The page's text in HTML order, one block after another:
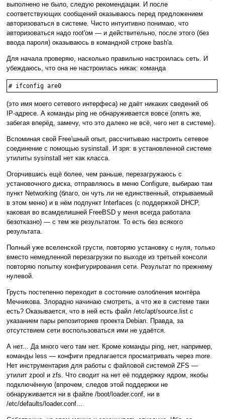
выполнено не было, следую рекомендации. И после
соответствующих сообщений оказываюсь перед предложением
авторизоваться в системе. Чисто интуитивно понимаю, что
авторизоваться надо root'ом — и действительно, после этого (без
ввода пароля) оказываюсь в командной строке bash'а.
Для начала проверяю, насколько правильно настроилась сеть. И
убеждаюсь, что она не настроилась никак: команда
(это имя моего сетевого интерфеса) не даёт никаких сведений об
IP-адресе. А команды ping не обнаруживается вовсе (опять же,
забегая вперёд, замечу, что это далеко не всё, чего нет в системе).
Вспоминая свой Free'шный опыт, рассчитываю настроить сетевое
соединение с помощью sysinstall. И зря: в установленной системе
утилиты sysinstall нет как класса.
Огорчившись ещё более, чем раньше, перезагружаюсь с
установочного диска, отправляюсь в меню Configure, выбираю там
пункт Networking (благо, он чуть ли не единственный, открываемый
в этом меню) и в нём подпункт Interfaces (с поддержкой DHCP,
каковая во всамделишней FreeBSD у меня всегда работала
безотказно) — с тем же результатом. То есть без всякого
результата.
Полный уже вселенской грусти, повторяю установку с нуля, только
вместо немедленной перезагрузки по выходе из третьей консоли
повторяю попытку конфигурирования сети. Результат по прежнему
нулевой.
Грусть постепенно переходит в состояние озлобления монтёра
Мечникова. Злорадно начинаю смотреть, а что же в системе таки
есть? Оказывается, что в ней есть файл /etc/apt/source.list с
указанием пары репозиториев проекта Debian. Правда, за
отсутствием сети воспользоваться ими не удаётся.
А нет... Да много чего там нет. Кроме команды ping, нет, например,
команды less — конфиги предлагается просматривать через more.
Нет инструментария для работы с файловой системой ZFS —
утилит zpool и zfs. Что сводит на нет её поддержку ядром, якобы
подключённую (впрочем, следов этой поддержки не
обнаруживается ни в файле /boot/loader.conf, ни в
/etc/defaults/loader.conf...